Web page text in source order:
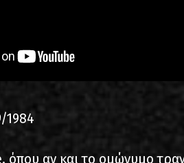
1984
αν και το ομώνυμο